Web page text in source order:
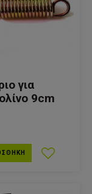
για
9cm